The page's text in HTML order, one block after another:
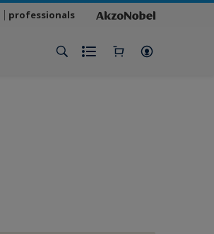
professionals